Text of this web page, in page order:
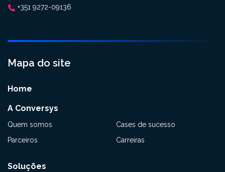
+351 9272-09136
Mapa do site
Home
A Conversys
Quem somos
Parceiros
Cases de sucesso
Carreiras
Soluções